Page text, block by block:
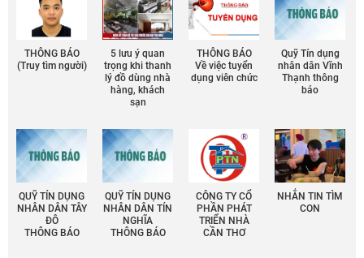
THÔNG BÁO
(Truy tìm người)
5 lưu ý quan
trọng khi thanh
lý đồ dùng nhà
hàng, khách
sạn
THÔNG BÁO
Về việc tuyển
dụng viên chức
Quỹ Tín dụng
nhân dân Vĩnh
Thạnh thông
báo
QUỸ TÍN DỤNG
NHÂN DÂN TÂY
ĐÔ
THÔNG BÁO
QUỸ TÍN DỤNG
NHÂN DÂN TÍN
NGHĨA
THÔNG BÁO
CÔNG TY CỔ
PHẦN PHÁT
TRIỂN NHÀ
CẦN THƠ
NHẮN TIN TÌM
CON